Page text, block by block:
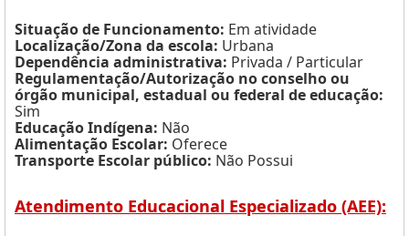
Situação de Funcionamento: Em atividade
Localização/Zona da escola: Urbana
Dependência administrativa: Privada / Particular
Regulamentação/Autorização no conselho ou
órgão municipal, estadual ou federal de educação:
Sim
Educação Indígena: Não
Alimentação Escolar: Oferece
Transporte Escolar público: Não Possui
Atendimento Educacional Especializado (AEE):